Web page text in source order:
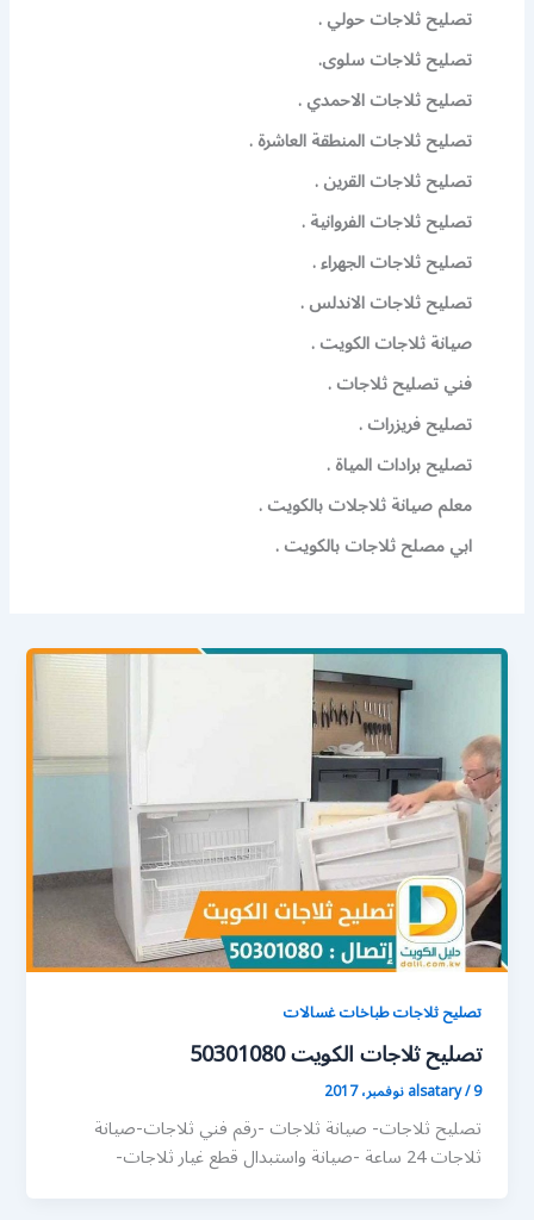
تصليح ثلاجات حولي .
تصليح ثلاجات سلوى.
تصليح ثلاجات الاحمدي .
تصليح ثلاجات المنطقة العاشرة .
تصليح ثلاجات القرين .
تصليح ثلاجات الفروانية .
تصليح ثلاجات الجهراء .
تصليح ثلاجات الاندلس .
صيانة ثلاجات الكويت .
فني تصليح ثلاجات .
تصليح فريزرات .
تصليح برادات المياة .
معلم صيانة ثلاجلات بالكويت .
ابي مصلح ثلاجات بالكويت .
تصليح ثلاجات طباخات غسالات
تصليح ثلاجات الكويت 50301080
alsatary/9 نوفمبر، 2017
تصليح ثلاجات- صيانة ثلاجات -رقم فني ثلاجات-صيانة
ثلاجات 24 ساعة -صيانة واستبدال قطع غيار ثلاجات-